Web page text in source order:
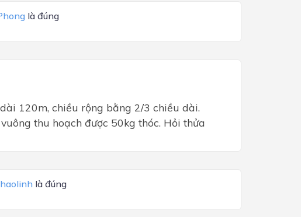
là đúng
120m, chiều rộng bằng 2/3 chiều dài.
thu hoạch được 50kg thóc. Hỏi thửa
là đúng